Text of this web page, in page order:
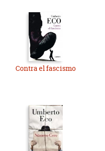
Contra el fascismo